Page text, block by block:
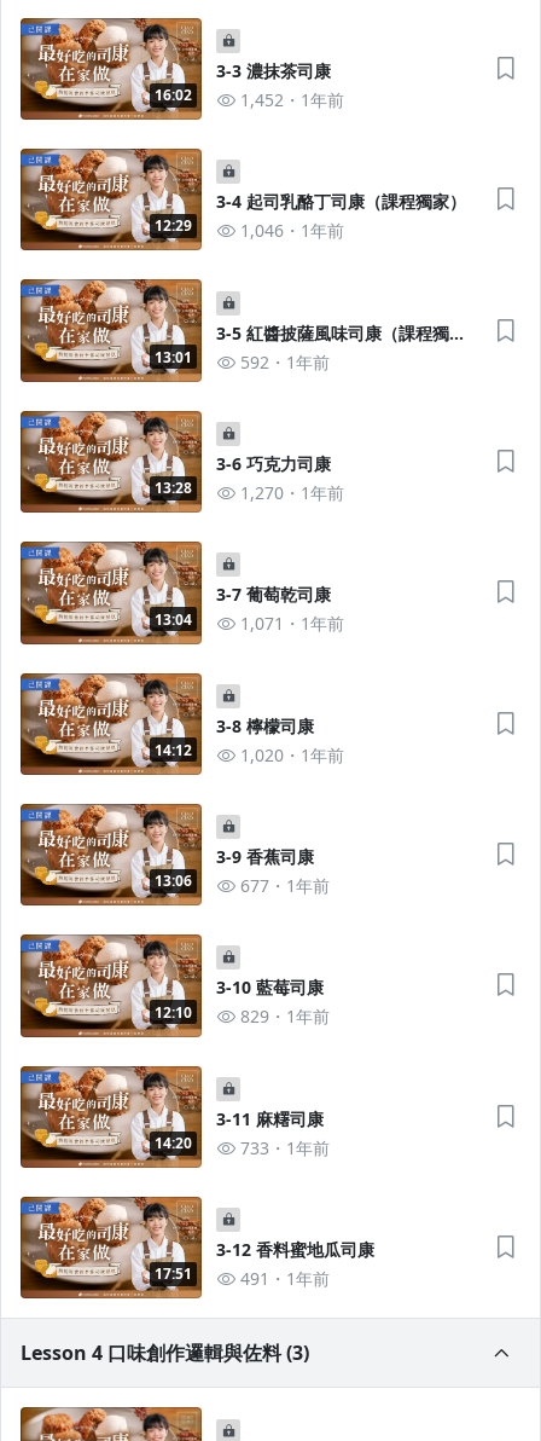
16:02
3-3 濃抹茶司康
1,452
1年前
12:29
3-4 起司乳酪丁司康（課程獨家）
1,046
1年前
13:01
3-5 紅醬披薩風味司康（課程獨
家）592 1年前
13:28
3-6 巧克力司康
1,270
1年前
13:04
3-7 葡萄乾司康
1,071
1年前
14:12
3-8 檸檬司康
1,020
1年前
13:06
3-9 香蕉司康
677
1年前
12:10
3-10 藍莓司康
829
1年前
14:20
3-11 麻糬司康
733
1年前
17:51
3-12 香料蜜地瓜司康
491
1年前
Lesson 4 口味創作邏輯與佐料 (3)
沒有待播放的清單
去逛逛